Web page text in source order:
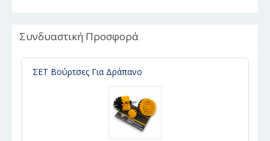
Συνδυαστική Προσφορά
ΣΕΤ Βούρτσες Για Δράπανο